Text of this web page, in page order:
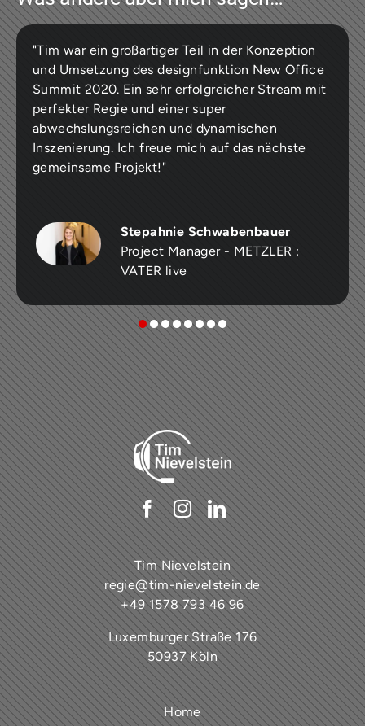
"Tim war ein großartiger Teil in der Konzeption
und Umsetzung des designfunktion New Office
Summit 2020. Ein sehr erfolgreicher Stream mit
perfekter Regie und einer super
abwechslungsreichen und dynamischen
Inszenierung. Ich freue mich auf das nächste
gemeinsame Projekt!"
Stepahnie Schwabenbauer
Project Manager - METZLER :
VATER live
Tim Nievelstein
regie@tim-nievelstein.de
+49 1578 793 46 96
Luxemburger Straße 176
50937 Köln
Home